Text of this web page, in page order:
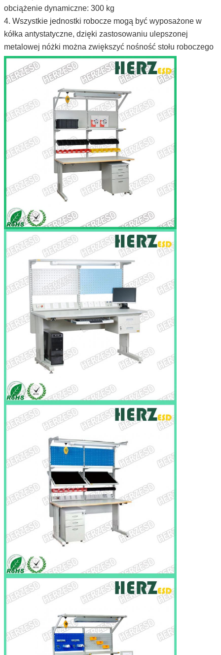
obciążenie dynamiczne: 300 kg
4. Wszystkie jednostki robocze mogą być wyposażone w
kółka antystatyczne, dzięki zastosowaniu ulepszonej
metalowej nóżki można zwiększyć nośność stołu roboczego